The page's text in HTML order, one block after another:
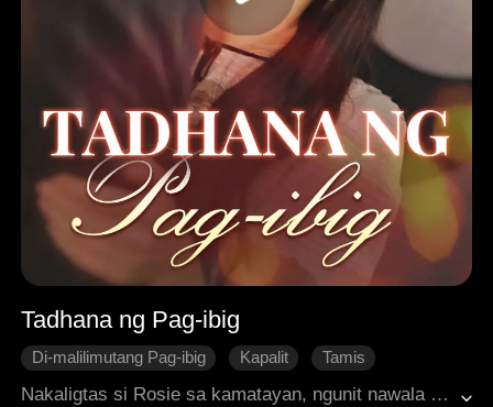
Tadhana ng Pag-ibig
Di-malilimutang Pag-ibig Kapalit Tamis
Nakaligtas si Rosie sa kamatayan, ngunit nawala ang kanyang memorya. Napilitan siyang magpanggap bilang asawa ni Ayden, kahit na may ibang minamahal ito. Nang magbalik ang kanyang alaala, nag-atubili siyang manatili sa tabi ni Ayden, hanggang sa matuklasan niyang may kinalaman pala ito sa trahedyang kumitil sa buhay ng kanyang mga magulang!